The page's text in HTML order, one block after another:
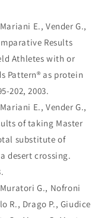
E., Vender G.,
Results
Athletes with or
Pattern® as protein
202, 2003.
E., Vender G.,
of taking Master
substitute of
desert crossing.
G., Nofroni
R., Drago P., Giudice